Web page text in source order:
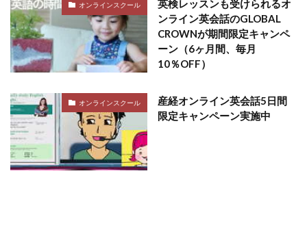
オンラインスクール
英検レッスンも受けられるオ
ンライン英会話のGLOBAL
CROWNが期間限定キャンペ
ーン（6ヶ月間、毎月
10％OFF）
オンラインスクール
産経オンライン英会話5日間
限定キャンペーン実施中